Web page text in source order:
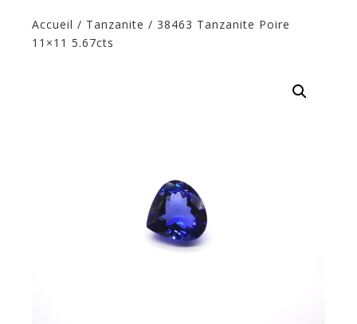
Accueil / Tanzanite / 38463 Tanzanite Poire
11×11 5.67cts